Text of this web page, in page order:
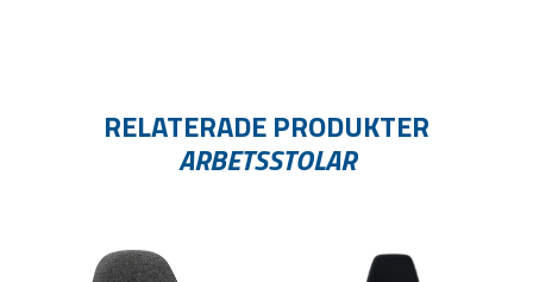
RELATERADE PRODUKTER
ARBETSSTOLAR